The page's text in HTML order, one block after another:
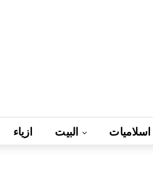
ازياء البيت اسلاميات